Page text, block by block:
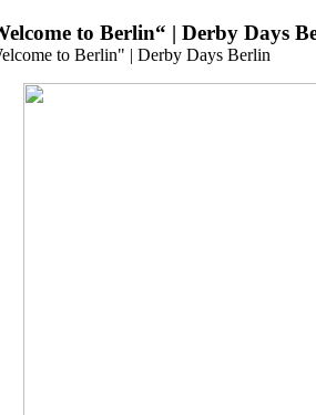
Zum
Inhalt
to Berlin“ | Derby Days
to Berlin" | Derby Days Berlin